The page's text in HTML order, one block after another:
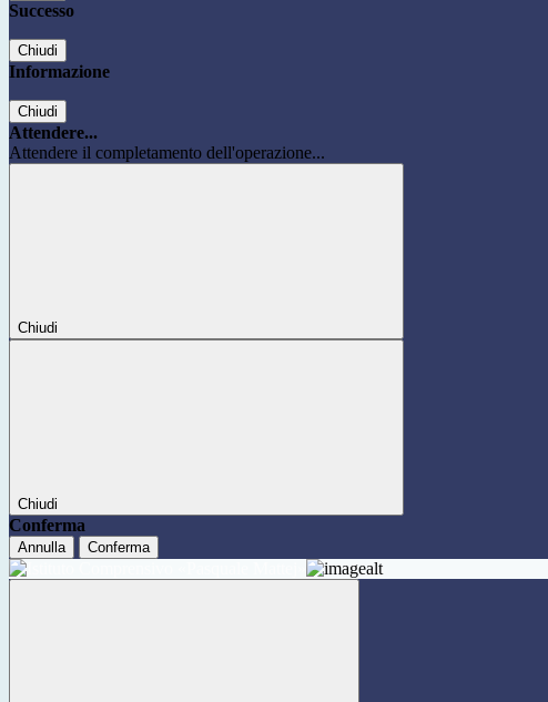
Successo
Chiudi
Informazione
Chiudi
Attendere...
Attendere il completamento dell'operazione...
Chiudi
Chiudi
Conferma
Annulla Conferma